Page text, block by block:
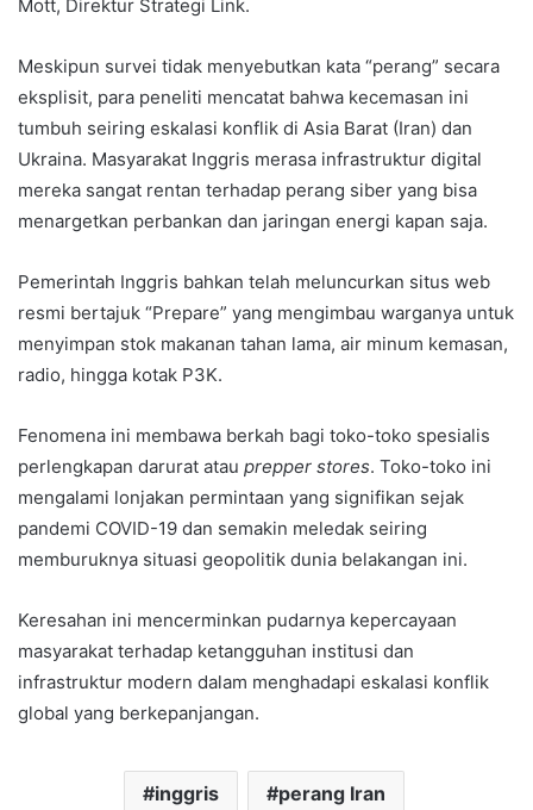
Mott, Direktur Strategi Link.
Meskipun survei tidak menyebutkan kata “perang” secara
eksplisit, para peneliti mencatat bahwa kecemasan ini
tumbuh seiring eskalasi konflik di Asia Barat (Iran) dan
Ukraina. Masyarakat Inggris merasa infrastruktur digital
mereka sangat rentan terhadap perang siber yang bisa
menargetkan perbankan dan jaringan energi kapan saja.
Pemerintah Inggris bahkan telah meluncurkan situs web
resmi bertajuk “Prepare” yang mengimbau warganya untuk
menyimpan stok makanan tahan lama, air minum kemasan,
radio, hingga kotak P3K.
Fenomena ini membawa berkah bagi toko-toko spesialis
perlengkapan darurat atau prepper stores. Toko-toko ini
mengalami lonjakan permintaan yang signifikan sejak
pandemi COVID-19 dan semakin meledak seiring
memburuknya situasi geopolitik dunia belakangan ini.
Keresahan ini mencerminkan pudarnya kepercayaan
masyarakat terhadap ketangguhan institusi dan
infrastruktur modern dalam menghadapi eskalasi konflik
global yang berkepanjangan.
inggris perang Iran